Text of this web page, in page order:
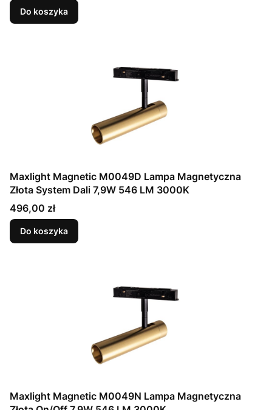
Do koszyka
Maxlight Magnetic M0049D Lampa Magnetyczna
Złota System Dali 7,9W 546 LM 3000K
Cena
496,00 zł
Do koszyka
Maxlight Magnetic M0049N Lampa Magnetyczna